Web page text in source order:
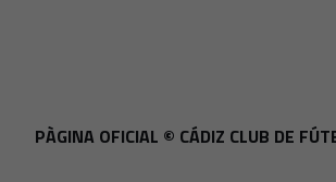
PÀGINA OFICIAL © CÁDIZ CLUB DE